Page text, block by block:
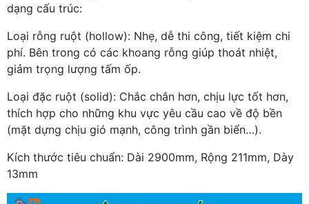
dạng cấu trúc:
Loại rỗng ruột (hollow): Nhẹ, dễ thi công, tiết kiệm chi
phí. Bên trong có các khoang rỗng giúp thoát nhiệt,
giảm trọng lượng tấm ốp.
Loại đặc ruột (solid): Chắc chắn hơn, chịu lực tốt hơn,
thích hợp cho những khu vực yêu cầu cao về độ bền
(mặt dựng chịu gió mạnh, công trình gần biển…).
Kích thước tiêu chuẩn: Dài 2900mm, Rộng 211mm, Dày
13mm